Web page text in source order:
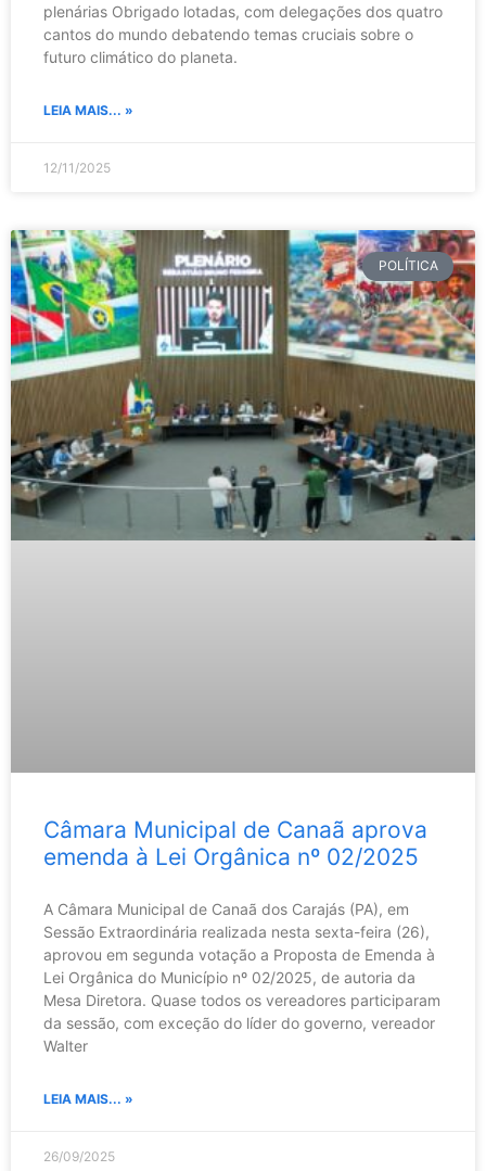
plenárias Obrigado lotadas, com delegações dos quatro
cantos do mundo debatendo temas cruciais sobre o
futuro climático do planeta.
LEIA MAIS... »
12/11/2025
POLÍTICA
Câmara Municipal de Canaã aprova
emenda à Lei Orgânica nº 02/2025
A Câmara Municipal de Canaã dos Carajás (PA), em
Sessão Extraordinária realizada nesta sexta-feira (26),
aprovou em segunda votação a Proposta de Emenda à
Lei Orgânica do Município nº 02/2025, de autoria da
Mesa Diretora. Quase todos os vereadores participaram
da sessão, com exceção do líder do governo, vereador
Walter
LEIA MAIS... »
26/09/2025